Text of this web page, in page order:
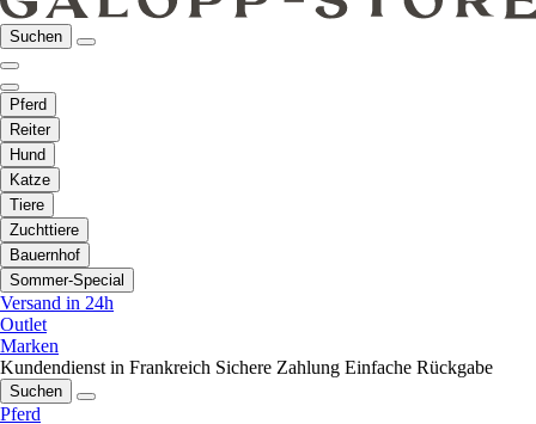
Suchen
Pferd
Reiter
Hund
Katze
Tiere
Zuchttiere
Bauernhof
Sommer-Special
Versand in 24h
Outlet
Marken
Kundendienst in Frankreich Sichere Zahlung Einfache Rückgabe
Suchen
Pferd